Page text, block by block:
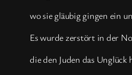
wo sie gläubig gingen ein
Es wurde zerstört in der
die den Juden das Unglück